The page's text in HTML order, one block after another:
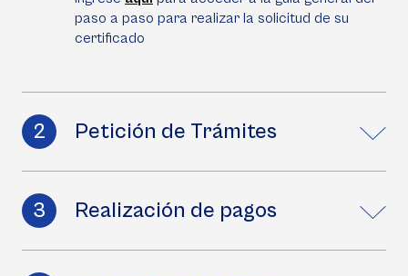
paso a paso para realizar la solicitud de su
certificado
Petición de Trámites
Realización de pagos